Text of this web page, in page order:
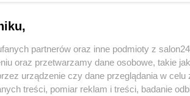
partnerów oraz inne podmioty z
oraz przetwarzamy dane osobowe, takie
urządzenie czy dane przeglądania w
treści, pomiar reklam i treści, badanie